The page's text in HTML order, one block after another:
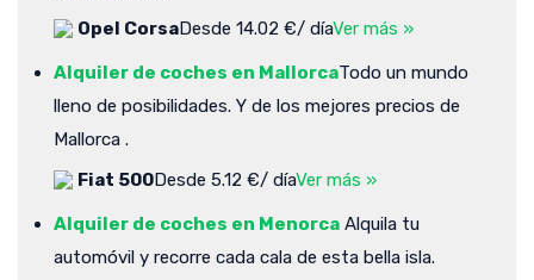
Opel CorsaDesde 14.02 €/ díaVer más »
Alquiler de coches en MallorcaTodo un mundo
lleno de posibilidades. Y de los mejores precios de
Mallorca .
Fiat 500Desde 5.12 €/ díaVer más »
Alquiler de coches en Menorca Alquila tu
automóvil y recorre cada cala de esta bella isla.